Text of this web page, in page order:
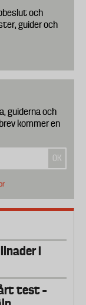
och
guider och
guiderna och
kommer en
i
test –